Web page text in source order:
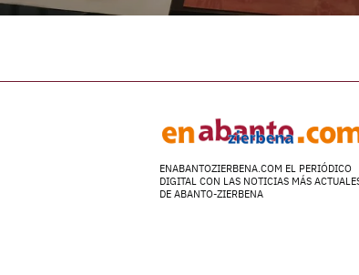
ENABANTOZIERBENA.COM EL PERIÓDICO
DIGITAL CON LAS NOTICIAS MÁS
DE ABANTO-ZIERBENA